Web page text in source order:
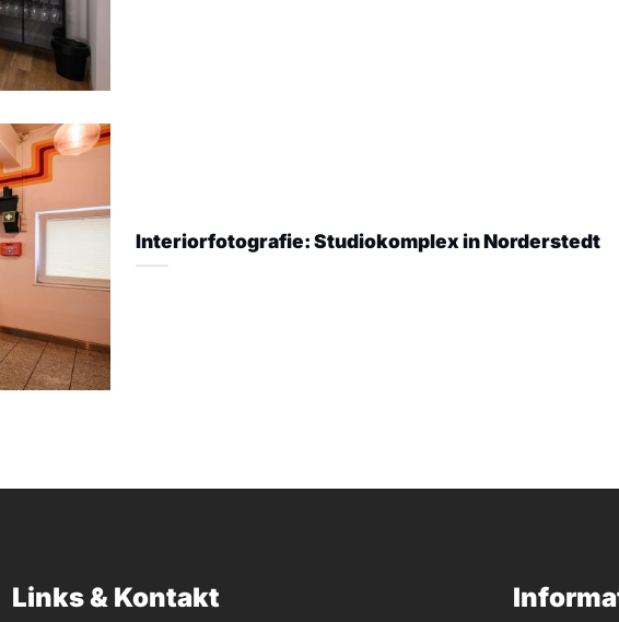
Interiorfotografie: Studiokomplex in Norderstedt
Links & Kontakt